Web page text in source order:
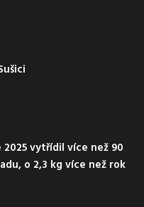
2025 vytřídil více než 90
o 2,3 kg více než rok